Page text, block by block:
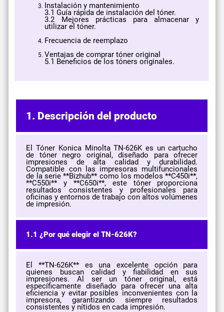
Instalación y mantenimiento
3.1 Guía rápida de instalación del tóner.
3.2 Mejores prácticas para almacenar y
utilizar el tóner.
Frecuencia de reemplazo
Ventajas de comprar tóner original
5.1 Beneficios de los tóners originales.
1. Descripción del producto
El Tóner Konica Minolta TN-626K es un cartucho
de tóner negro original, diseñado para ofrecer
impresiones de alta calidad y durabilidad.
Compatible con las impresoras multifuncionales
de la serie **Bizhub** como los modelos **C450i**,
**C550i** y **C650i**, este tóner proporciona
resultados consistentes y profesionales para
oficinas y entornos de trabajo con altos volúmenes
de impresión.
1.1 ¿Por qué elegir el TN-626K?
El **TN-626K** es una excelente opción para
quienes buscan calidad y fiabilidad en sus
impresiones. Al ser un tóner original, está
específicamente diseñado para ofrecer una alta
eficiencia y evitar posibles inconvenientes con la
impresora, garantizando siempre resultados
consistentes y nítidos en cada impresión.